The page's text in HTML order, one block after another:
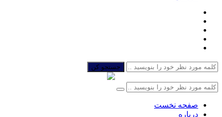
جستجو کن
صفحه نخست
درباره